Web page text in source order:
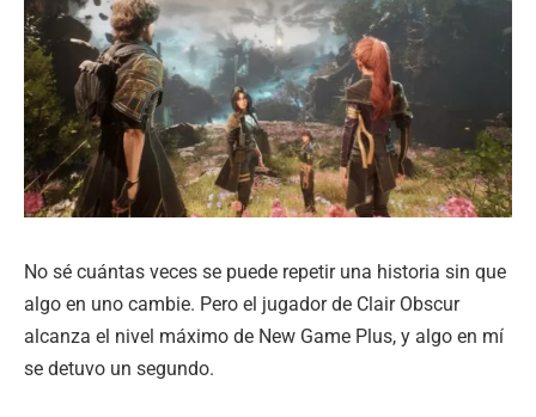
No sé cuántas veces se puede repetir una historia sin que
algo en uno cambie. Pero el jugador de Clair Obscur
alcanza el nivel máximo de New Game Plus, y algo en mí
se detuvo un segundo.